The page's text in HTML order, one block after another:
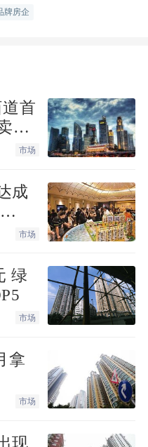
牌房企
首
得
市场
成
市场
绿
市场
拿
市场
现